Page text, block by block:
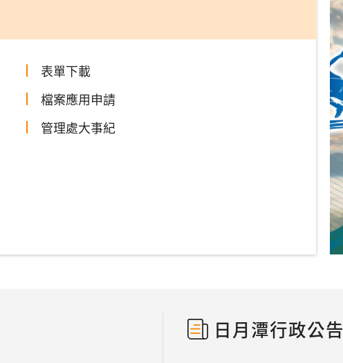
表單下載
檔案應用申請
管理處大事紀
日月潭行政公告